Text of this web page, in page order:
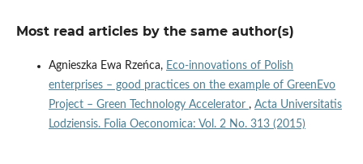
Most read articles by the same author(s)
Agnieszka Ewa Rzeńca, Eco-innovations of Polish
enterprises – good practices on the example of GreenEvo
Project – Green Technology Accelerator , Acta Universitatis
Lodziensis. Folia Oeconomica: Vol. 2 No. 313 (2015)